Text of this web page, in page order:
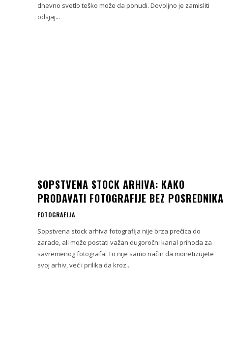
dnevno svetlo teško može da ponudi. Dovoljno je zamisliti
odsjaj...
SOPSTVENA STOCK ARHIVA: KAKO
PRODAVATI FOTOGRAFIJE BEZ POSREDNIKA
FOTOGRAFIJA
Sopstvena stock arhiva fotografija nije brza prečica do
zarade, ali može postati važan dugoročni kanal prihoda za
savremenog fotografa. To nije samo način da monetizujete
svoj arhiv, već i prilika da kroz...